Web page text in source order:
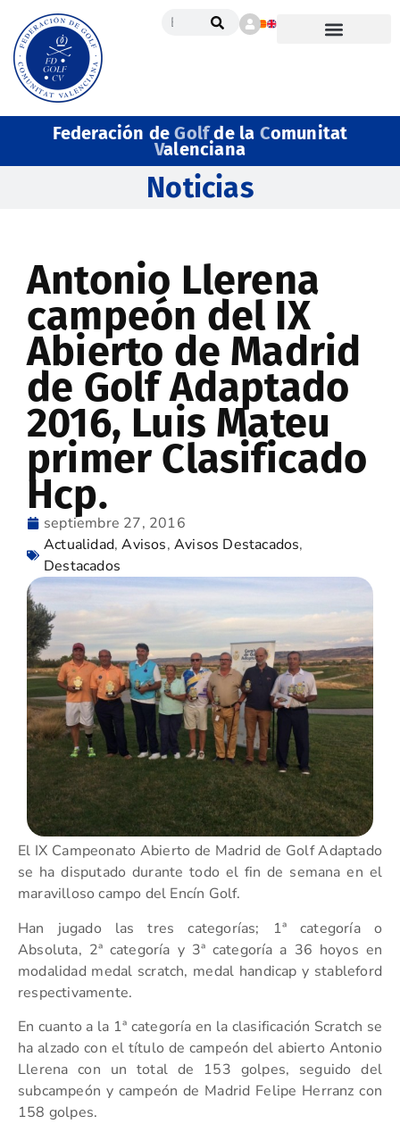
Federación deGolfde la Comunitat
Valenciana
Noticias
Antonio Llerena
campeón del IX
Abierto de Madrid
de Golf Adaptado
2016, Luis Mateu
primer Clasificado
Hcp.
septiembre 27, 2016
Actualidad,Avisos,Avisos Destacados,
Destacados
El IX Campeonato Abierto de Madrid de Golf Adaptado
se ha disputado durante todo el fin de semana en el
maravilloso campo del Encín Golf.
Han jugado las tres categorías; 1ª categoría o
Absoluta, 2ª categoría y 3ª categoría a 36 hoyos en
modalidad medal scratch, medal handicap y stableford
respectivamente.
En cuanto a la 1ª categoría en la clasificación Scratch se
ha alzado con el título de campeón del abierto Antonio
Llerena con un total de 153 golpes, seguido del
subcampeón y campeón de Madrid Felipe Herranz con
158 golpes.